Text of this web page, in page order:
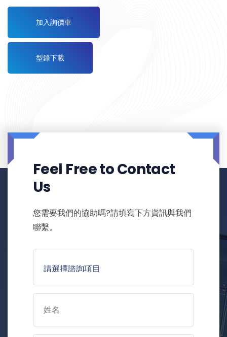
加入詢價車
型錄下載
Feel Free to Contact
Us
您需要我們的協助嗎?請填寫下方資訊與我們
聯繫。